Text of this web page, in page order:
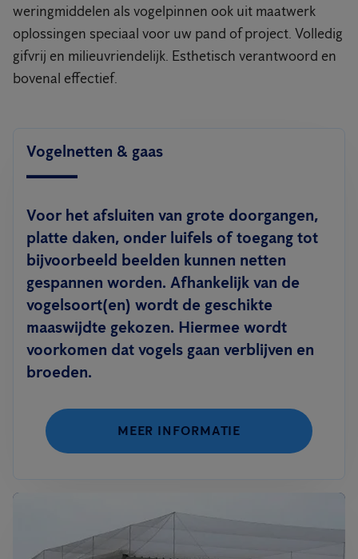
weringmiddelen als vogelpinnen ook uit maatwerk
oplossingen speciaal voor uw pand of project. Volledig
gifvrij en milieuvriendelijk. Esthetisch verantwoord en
bovenal effectief.
Vogelnetten & gaas
Voor het afsluiten van grote doorgangen,
platte daken, onder luifels of toegang tot
bijvoorbeeld beelden kunnen netten
gespannen worden. Afhankelijk van de
vogelsoort(en) wordt de geschikte
maaswijdte gekozen. Hiermee wordt
voorkomen dat vogels gaan verblijven en
broeden.
MEER INFORMATIE